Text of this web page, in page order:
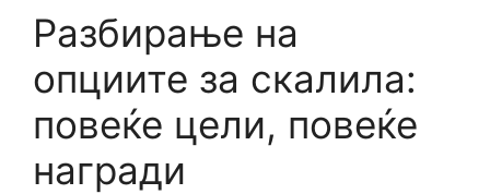
Разбирање на
опциите за скалила:
повеќе цели, повеќе
награди